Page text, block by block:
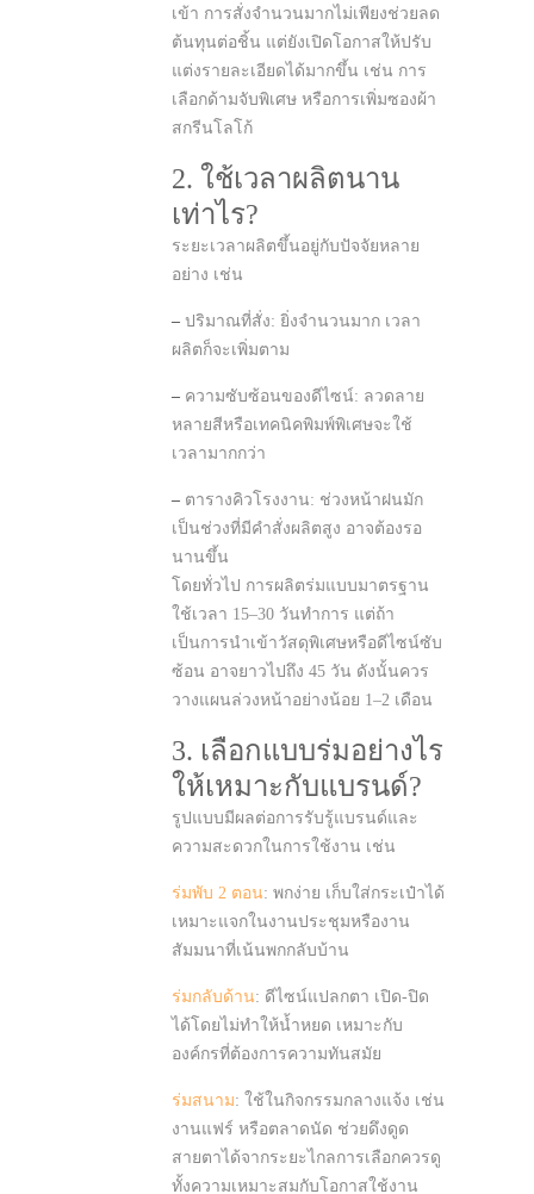
เข้า การสั่งจำนวนมากไม่เพียงช่วยลด
ต้นทุนต่อชิ้น แต่ยังเปิดโอกาสให้ปรับ
แต่งรายละเอียดได้มากขึ้น เช่น การ
เลือกด้ามจับพิเศษ หรือการเพิ่มซองผ้า
สกรีนโลโก้
2. ใช้เวลาผลิตนาน
เท่าไร?
ระยะเวลาผลิตขึ้นอยู่กับปัจจัยหลาย
อย่าง เช่น
– ปริมาณที่สั่ง: ยิ่งจำนวนมาก เวลา
ผลิตก็จะเพิ่มตาม
– ความซับซ้อนของดีไซน์: ลวดลาย
หลายสีหรือเทคนิคพิมพ์พิเศษจะใช้
เวลามากกว่า
– ตารางคิวโรงงาน: ช่วงหน้าฝนมัก
เป็นช่วงที่มีคำสั่งผลิตสูง อาจต้องรอ
นานขึ้น
โดยทั่วไป การผลิตร่มแบบมาตรฐาน
ใช้เวลา 15–30 วันทำการ แต่ถ้า
เป็นการนำเข้าวัสดุพิเศษหรือดีไซน์ซับ
ซ้อน อาจยาวไปถึง 45 วัน ดังนั้นควร
วางแผนล่วงหน้าอย่างน้อย 1–2 เดือน
3. เลือกแบบร่มอย่างไร
ให้เหมาะกับแบรนด์?
รูปแบบมีผลต่อการรับรู้แบรนด์และ
ความสะดวกในการใช้งาน เช่น
ร่มพับ 2 ตอน: พกง่าย เก็บใส่กระเป๋าได้
เหมาะแจกในงานประชุมหรืองาน
สัมมนาที่เน้นพกกลับบ้าน
ร่มกลับด้าน: ดีไซน์แปลกตา เปิด-ปิด
ได้โดยไม่ทำให้น้ำหยด เหมาะกับ
องค์กรที่ต้องการความทันสมัย
ร่มสนาม: ใช้ในกิจกรรมกลางแจ้ง เช่น
งานแฟร์ หรือตลาดนัด ช่วยดึงดูด
สายตาได้จากระยะไกลการเลือกควรดู
ทั้งความเหมาะสมกับโอกาสใช้งาน